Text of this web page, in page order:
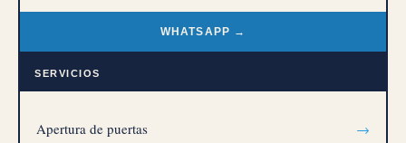
WHATSAPP →
SERVICIOS
Apertura de puertas →